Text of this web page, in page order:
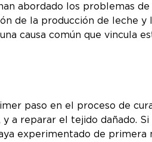
abordado los problemas
de la producción de leche y
causa común que vincula
paso en el proceso de
a reparar el tejido dañado.
experimentado de primera